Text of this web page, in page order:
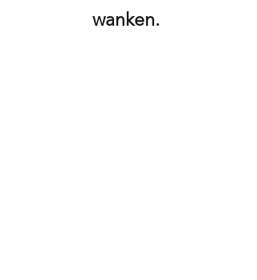
wanken.